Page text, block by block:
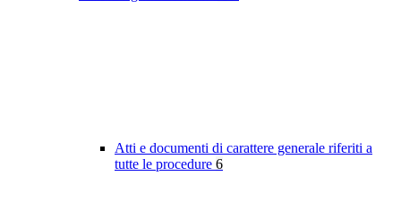
Atti e documenti di carattere generale riferiti a
tutte le procedure 6